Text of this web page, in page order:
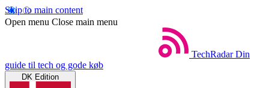
Skip to main content
Open menu Close main menu
TechRadar Din
guide til tech og gode køb
DK Edition